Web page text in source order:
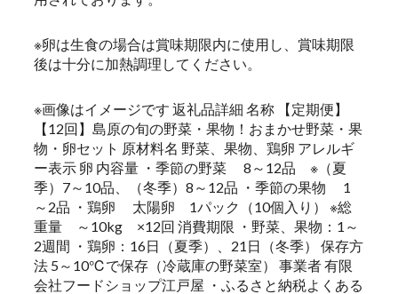
※卵は生食の場合は賞味期限内に使用し、賞味期限
後は十分に加熱調理してください。
※画像はイメージです 返礼品詳細 名称 【定期便】
【12回】島原の旬の野菜・果物！おまかせ野菜・果
物・卵セット 原材料名 野菜、果物、鶏卵 アレルギ
ー表示 卵 内容量 ・季節の野菜 8～12品 ※（夏
季）7～10品、（冬季）8～12品 ・季節の果物 1
～2品 ・鶏卵 太陽卵 1パック（10個入り） ※総
重量 ～10kg ×12回 消費期限 ・野菜、果物：1～
2週間 ・鶏卵：16日（夏季）、21日（冬季） 保存方
法 5～10℃で保存（冷蔵庫の野菜室） 事業者 有限
会社フードショップ江戸屋 ・ふるさと納税よくある